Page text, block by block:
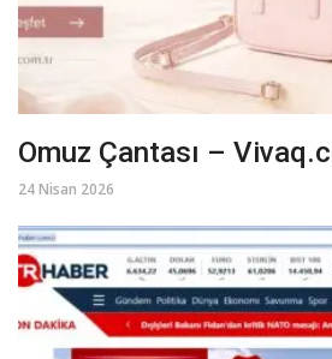
Omuz Çantası –
24 Nisan 2026